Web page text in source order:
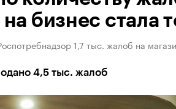
бизнес стала
1,7 тыс. жалоб на
4,5 тыс. жалоб